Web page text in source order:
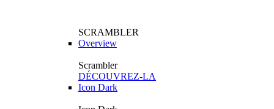
SCRAMBLER
Overview
Scrambler
DÉCOUVREZ-LA
Icon Dark